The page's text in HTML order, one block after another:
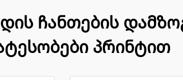
ჩანთების
პრინტით